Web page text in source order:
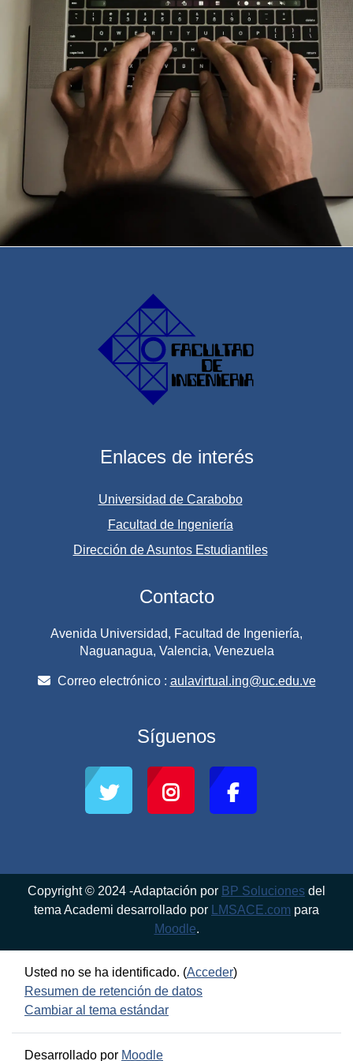
Enlaces de interés
Universidad de Carabobo
Facultad de Ingeniería
Dirección de Asuntos Estudiantiles
Contacto
Avenida Universidad, Facultad de Ingeniería,
Naguanagua, Valencia, Venezuela
Correo electrónico : aulavirtual.ing@uc.edu.ve
Síguenos
Copyright © 2024 -Adaptación por BP Soluciones del
tema Academi desarrollado por
LMSACE.com para
Moodle.
Usted no se ha identificado. (Acceder)
Resumen de retención de datos
Cambiar al tema estándar
Desarrollado por Moodle